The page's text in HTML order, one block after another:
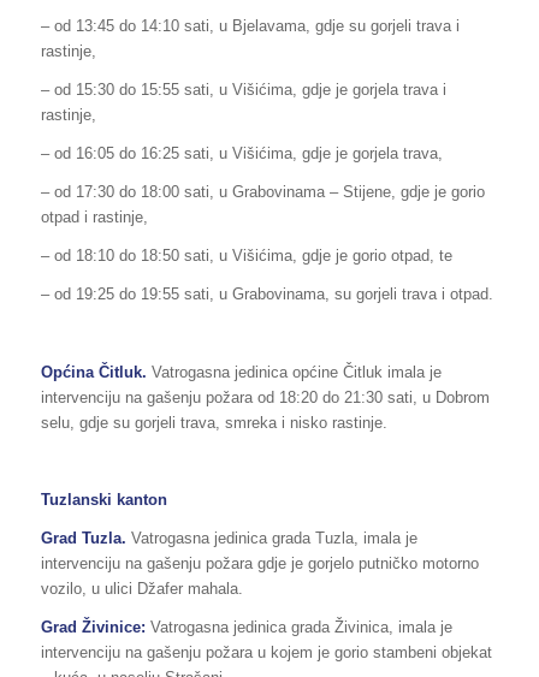
– od 13:45 do 14:10 sati, u Bjelavama, gdje su gorjeli trava i
rastinje,
– od 15:30 do 15:55 sati, u Višićima, gdje je gorjela trava i
rastinje,
– od 16:05 do 16:25 sati, u Višićima, gdje je gorjela trava,
– od 17:30 do 18:00 sati, u Grabovinama – Stijene, gdje je gorio
otpad i rastinje,
– od 18:10 do 18:50 sati, u Višićima, gdje je gorio otpad, te
– od 19:25 do 19:55 sati, u Grabovinama, su gorjeli trava i otpad.
Općina Čitluk. Vatrogasna jedinica općine Čitluk imala je
intervenciju na gašenju požara od 18:20 do 21:30 sati, u Dobrom
selu, gdje su gorjeli trava, smreka i nisko rastinje.
Tuzlanski kanton
Grad Tuzla. Vatrogasna jedinica grada Tuzla, imala je
intervenciju na gašenju požara gdje je gorjelo putničko motorno
vozilo, u ulici Džafer mahala.
Grad Živinice: Vatrogasna jedinica grada Živinica, imala je
intervenciju na gašenju požara u kojem je gorio stambeni objekat